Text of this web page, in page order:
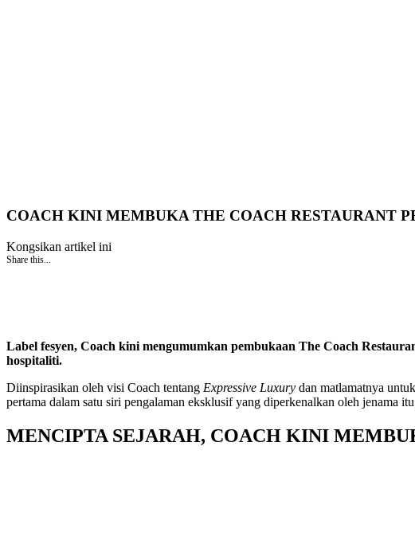
COACH KINI MEMBUKA THE COACH RESTAURANT
Kongsikan artikel ini
Share this...
Label fesyen, Coach kini mengumumkan pembukaan The Coach
hospitaliti.
Diinspirasikan oleh visi Coach tentang Expressive Luxury dan matlamatnya
pertama dalam satu siri pengalaman eksklusif yang diperkenalkan oleh jenama
MENCIPTA SEJARAH, COACH KINI